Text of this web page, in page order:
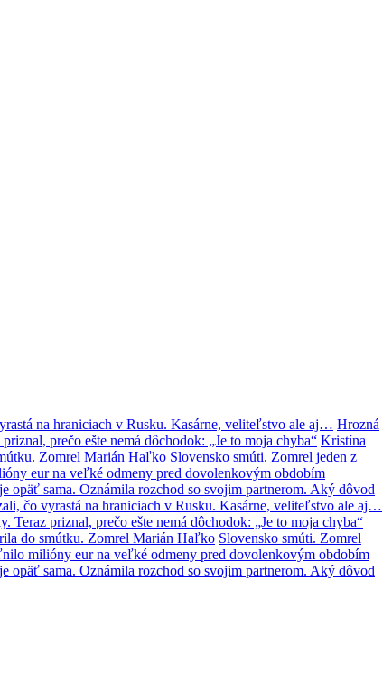
na hraniciach v Rusku. Kasárne, veliteľstvo ale aj… Hrozná
prečo ešte nemá dôchodok: „Je to moja chyba“ Kristína
Zomrel Marián Haľko Slovensko smúti. Zomrel jeden z
eur na veľké odmeny pred dovolenkovým obdobím
opäť sama. Oznámila rozchod so svojim partnerom. Aký dôvod
čo vyrastá na hraniciach v Rusku. Kasárne, veliteľstvo ale aj…
priznal, prečo ešte nemá dôchodok: „Je to moja chyba“
do smútku. Zomrel Marián Haľko Slovensko smúti. Zomrel
milióny eur na veľké odmeny pred dovolenkovým obdobím
opäť sama. Oznámila rozchod so svojim partnerom. Aký dôvod